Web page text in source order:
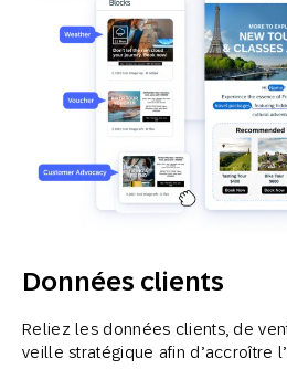
Données clients
Reliez les données clients, de
veille stratégique afin d’accroître